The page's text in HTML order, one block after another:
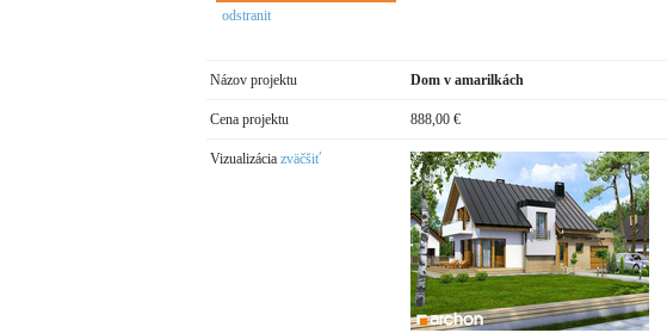
odstranit
Názov projektu Dom v amarilkách
Cena projektu 888,00 €
Vizualizácia zväčšiť